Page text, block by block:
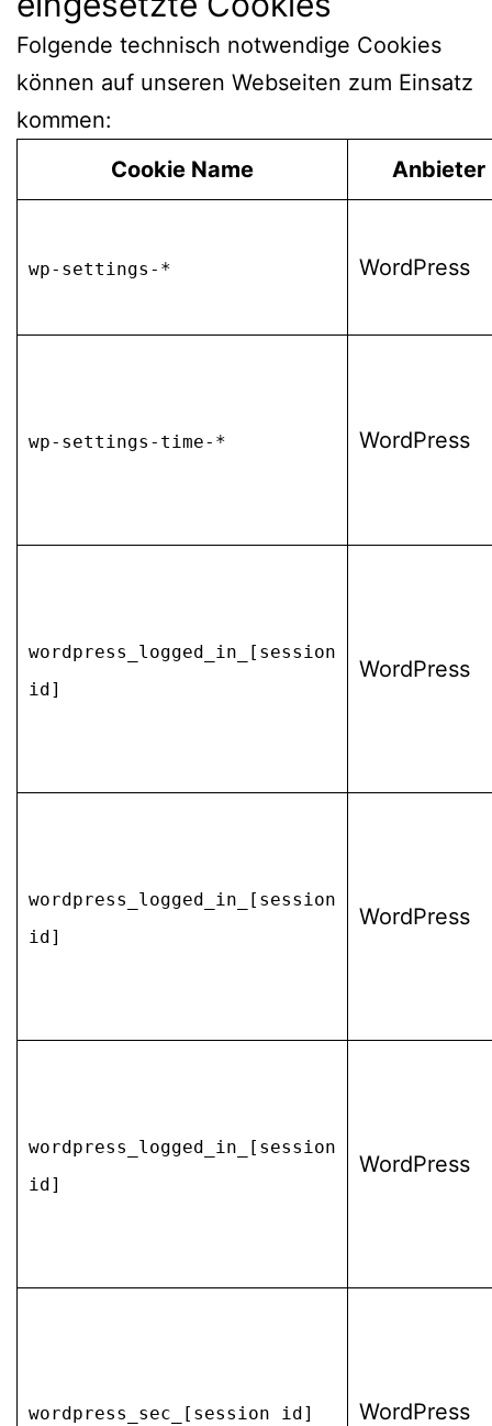
Folgende technisch notwendige Cookies
können auf unseren Webseiten zum Einsatz
kommen:
Cookie Name
Anbieter
wp-settings-* WordPress
wp-settings-time-* WordPress
wordpress_logged_in_[session
id]
WordPress
wordpress_logged_in_[session
id]
WordPress
wordpress_logged_in_[session
id]
WordPress
wordpress_sec_[session id] WordPress